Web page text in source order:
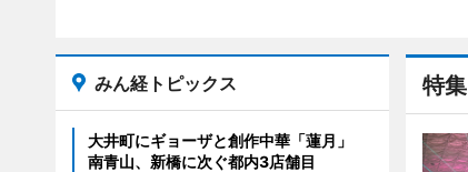
特集
みん経トピックス
大井町にギョーザと創作中華「蓮月」
南青山、新橋に次ぐ都内3店舗目